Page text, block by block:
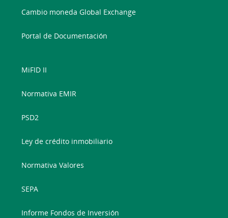
Cambio moneda Global Exchange
Portal de Documentación
MiFID II
Normativa EMIR
PSD2
Ley de crédito inmobiliario
Normativa Valores
SEPA
Informe Fondos de Inversión